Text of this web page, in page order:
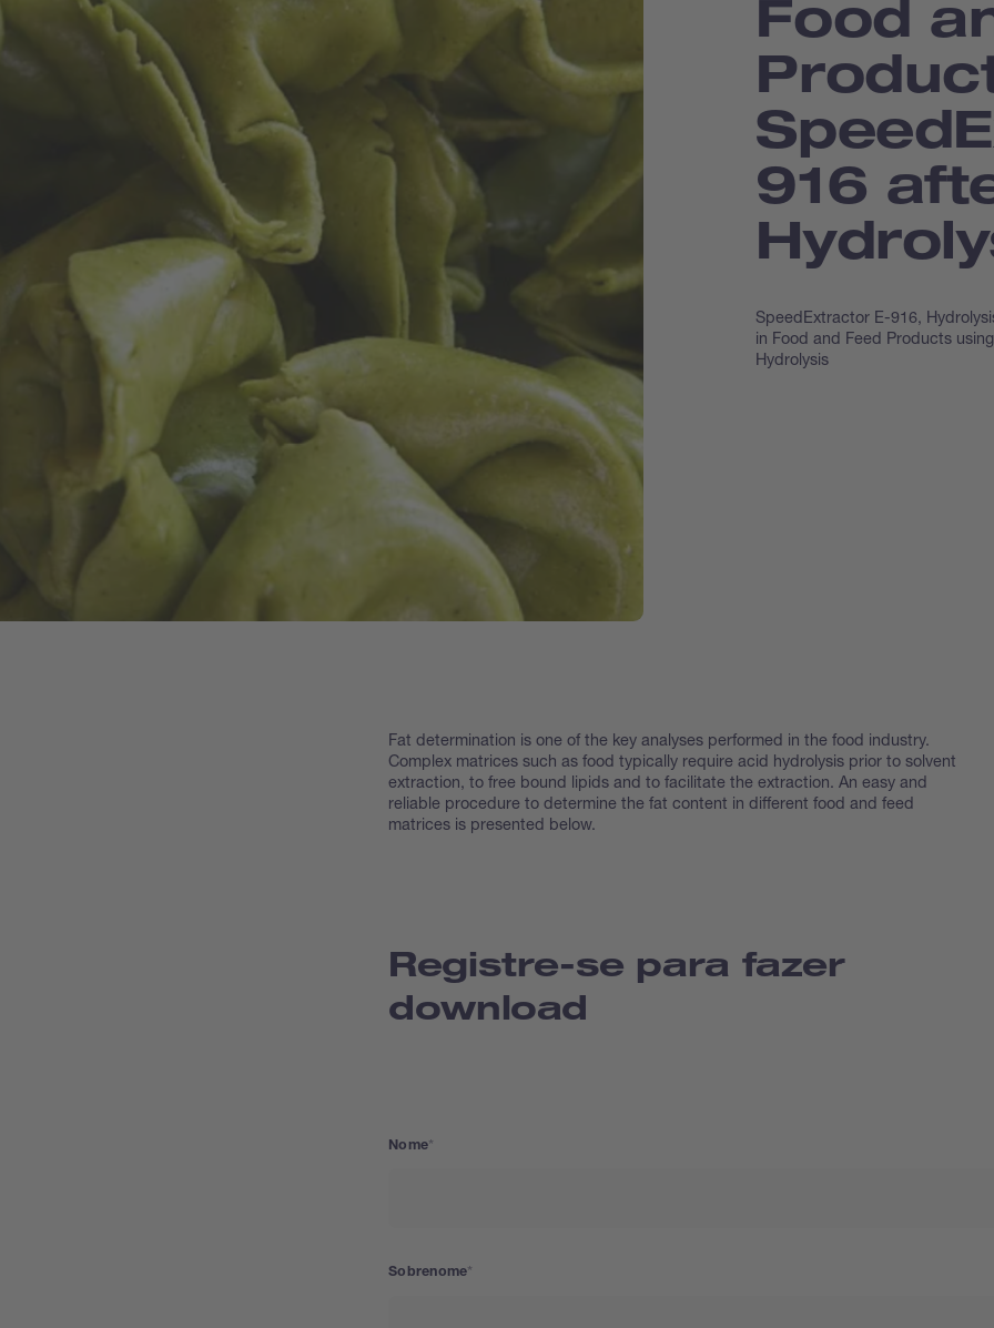
Food
916
SpeedExtractor E-916,
in Food and Feed Products
Hydrolysis
Fat determination is one of the key analyses performed in the food industry.
Complex matrices such as food typically require acid hydrolysis prior to solvent
extraction, to free bound lipids and to facilitate the extraction. An easy and
reliable procedure to determine the fat content in different food and feed
matrices is presented below.
Registre-se para fazer
download
Nome
Sobrenome